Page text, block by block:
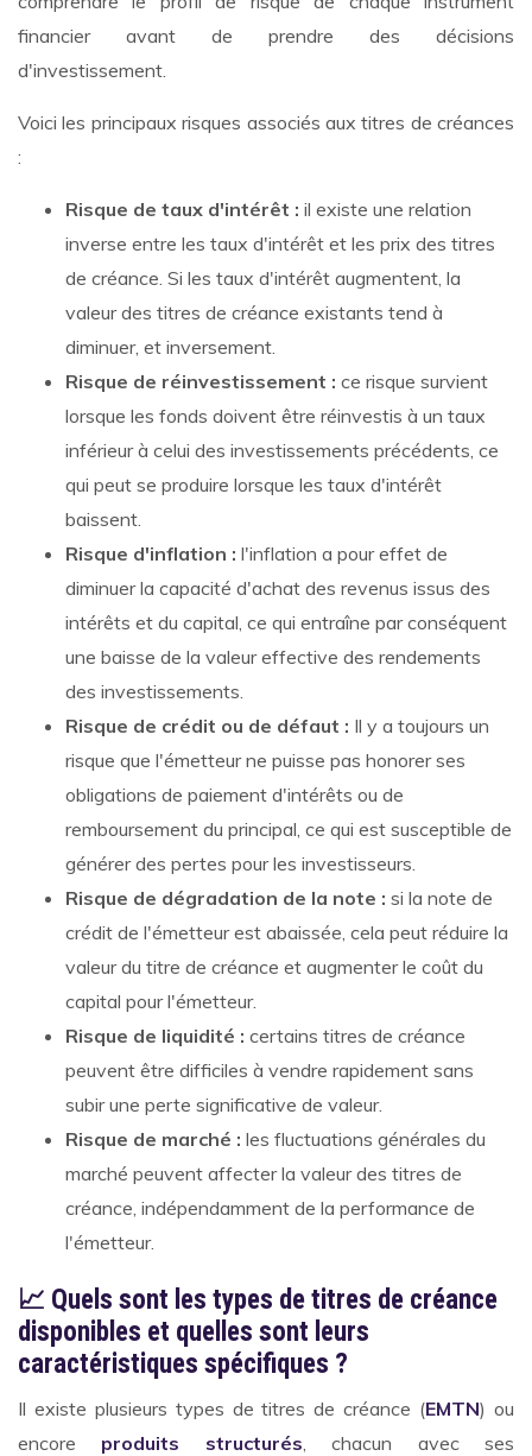
financier avant de prendre des décisions
d'investissement.
Voici les principaux risques associés aux titres de créances
:
Risque de taux d'intérêt : il existe une relation
inverse entre les taux d'intérêt et les prix des titres
de créance. Si les taux d'intérêt augmentent, la
valeur des titres de créance existants tend à
diminuer, et inversement.
Risque de réinvestissement : ce risque survient
lorsque les fonds doivent être réinvestis à un taux
inférieur à celui des investissements précédents, ce
qui peut se produire lorsque les taux d'intérêt
baissent.
Risque d'inflation : l'inflation a pour effet de
diminuer la capacité d'achat des revenus issus des
intérêts et du capital, ce qui entraîne par conséquent
une baisse de la valeur effective des rendements
des investissements.
Risque de crédit ou de défaut : Il y a toujours un
risque que l'émetteur ne puisse pas honorer ses
obligations de paiement d'intérêts ou de
remboursement du principal, ce qui est susceptible de
générer des pertes pour les investisseurs.
Risque de dégradation de la note : si la note de
crédit de l'émetteur est abaissée, cela peut réduire la
valeur du titre de créance et augmenter le coût du
capital pour l'émetteur.
Risque de liquidité : certains titres de créance
peuvent être difficiles à vendre rapidement sans
subir une perte significative de valeur.
Risque de marché : les fluctuations générales du
marché peuvent affecter la valeur des titres de
créance, indépendamment de la performance de
l'émetteur.
📈 Quels sont les types de titres de créance
disponibles et quelles sont leurs
caractéristiques spécifiques ?
Il existe plusieurs types de titres de créance (EMTN) ou
encore produits structurés , chacun avec ses